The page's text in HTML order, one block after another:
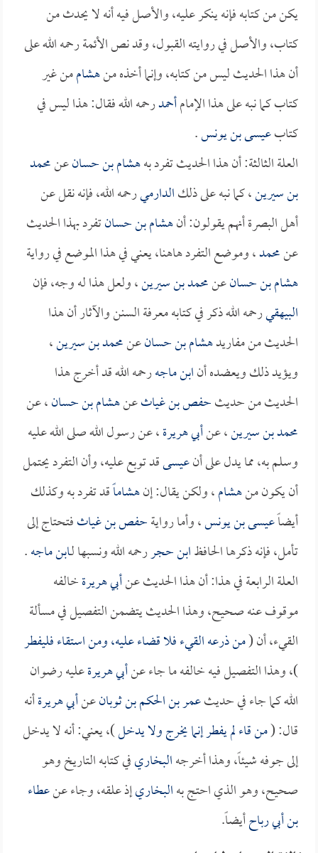
يكن من كتابه فإنه ينكر عليه، والأصل فيه أنه لا يحدث من
كتاب، والأصل في روايته القبول، وقد نص الأئمة رحمه الله على
أن هذا الحديث ليس من كتابه، وإنما أخذه منهشاممن غير
كتاب كما نبه على هذا الإمامأحمدرحمه الله فقال: هذا ليس في
كتابعيسى بن يونس.
العلة الثالثة: أن هذا الحديث تفرد بههشام بن حسانعنمحمد
بن سيرين، كما نبه على ذلكالدارميرحمه الله، فإنه نقل عن
أهل البصرة أنهم يقولون: أنهشام بن حسانتفرد بهذا الحديث
عنمحمد، وموضع التفرد هاهنا، يعني في هذا الموضع في رواية
هشام بن حسانعنمحمد بن سيرين، ولعل هذا له وجه، فإن
البيهقيرحمه الله ذكر في كتابه معرفة السنن والآثار أن هذا
الحديث من مفاريدهشام بن حسانعنمحمد بن سيرين،
ويؤيد ذلك ويعضده أنابن ماجهرحمه الله قد أخرج هذا
الحديث من حديثحفص بن غياثعنهشام بن حسان، عن
محمد بن سيرين، عنأبي هريرة، عن رسول الله صلى الله عليه
وسلم به، مما يدل على أنعيسىقد توبع عليه، وأن التفرد يحتمل
أن يكون منهشام، ولكن يقال: إنهشاماًقد تفرد به وكذلك
أيضاًعيسى بن يونس، وأما روايةحفص بن غياثفتحتاج إلى
تأمل، فإنه ذكرها الحافظابن حجررحمه الله ونسبها لـابن ماجه.
العلة الرابعة في هذا: أن هذا الحديث عنأبي هريرةخالفه
موقوف عنه صحيح، وهذا الحديث يتضمن التفصيل في مسألة
القيء، أن (من ذرعه القيء فلا قضاء عليه، ومن استقاء فليفطر
)، وهذا التفصيل فيه خالفه ما جاء عنأبي هريرةعليه رضوان
الله كما جاء في حديثعمر بن الحكم بن ثوبانعنأبي هريرةأنه
قال: (من قاء لم يفطر إنما يخرج ولا يدخل)، يعني: أنه لا يدخل
إلى جوفه شيئاً، وهذا أخرجهالبخاريفي كتابه التاريخ وهو
صحيح، وهو الذي احتج بهالبخاريإذ علقه، وجاء عنعطاء
بن أبي رباحأيضاً.